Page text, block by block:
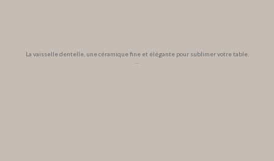
La vaisselle dentelle, une céramique fine et élégante pour sublimer votre table.